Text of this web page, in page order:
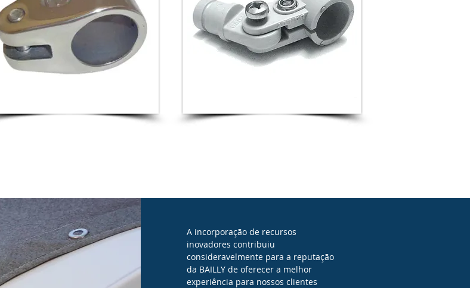
A incorporação de recursos
inovadores contribuiu
consideravelmente para a reputação
da BAILLY de oferecer a melhor
experiência para nossos clientes